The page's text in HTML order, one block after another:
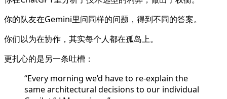
你的队友在Gemini里问同样的问题，得到不同的答案。
你们以为在协作，其实每个人都在孤岛上。
更扎心的是另一条吐槽：
“Every morning we’d have to re-explain the
same architectural decisions to our individual